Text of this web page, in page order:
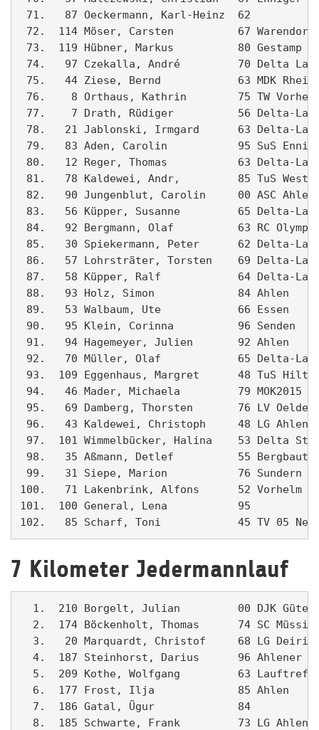
71.   87 Oeckermann, Karl-Heinz  62
72.  114 Möser, Carsten          67
73.  119 Hübner, Markus          80
74.   97 Czekalla, André         70 Delta
75.   44 Ziese, Bernd            63 MDK
76.    8 Orthaus, Kathrin        75 TW
77.    7 Drath, Rüdiger          56 Delta-
78.   21 Jablonski, Irmgard      63 Delta-
79.   83 Aden, Carolin           95 SuS
80.   12 Reger, Thomas           63 Delta-
81.   78 Kaldewei, Andr‚         85 TuS
82.   90 Jungenblut, Carolin     00 ASC
83.   56 Küpper, Susanne         65 Delta-
84.   92 Bergmann, Olaf          63 RC
85.   30 Spiekermann, Peter      62 Delta-
86.   57 Lohrsträter, Torsten    69 Delta-
87.   58 Küpper, Ralf            64 Delta-
88.   93 Holz, Simon             84 Ahlen
89.   53 Walbaum, Ute            66
90.   95 Klein, Corinna          96
91.   94 Hagemeyer, Julien       92
92.   70 Müller, Olaf            65 Delta-
93.  109 Eggenhaus, Margret      48 TuS
94.   46 Mader, Michaela         79
95.   69 Damberg, Thorsten       76 LV
96.   43 Kaldewei, Christoph     48 LG
97.  101 Wimmelbücker, Halina    53
98.   35 Aßmann, Detlef          55
99.   31 Siepe, Marion           76
100.   71 Lakenbrink, Alfons      52
101.  100 General, Lena           95
102.   85 Scharf, Toni            45 TV 05
7 Kilometer Jedermannlauf
1.  210 Borgelt, Julian         00 DJK
2.  174 Böckenholt, Thomas      74 SC
3.   20 Marquardt, Christof     68 LG
4.  187 Steinhorst, Darius      96 Ahlener
5.  209 Kothe, Wolfgang         63
6.  177 Frost, Ilja             85 Ahlen
7.  186 Gatal, Ügur             84
8.  185 Schwarte, Frank         73 LG